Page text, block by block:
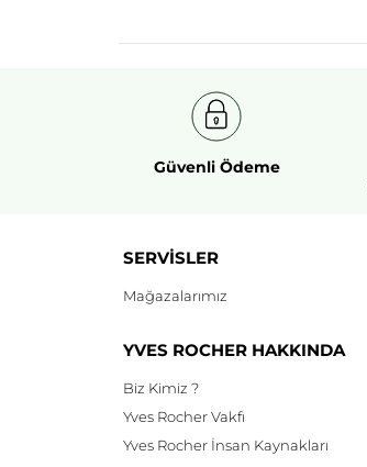
Güvenli Ödeme
SERVİSLER
Mağazalarımız
YVES ROCHER HAKKINDA
Biz Kimiz ?
Yves Rocher Vakfı
Yves Rocher İnsan Kaynakları